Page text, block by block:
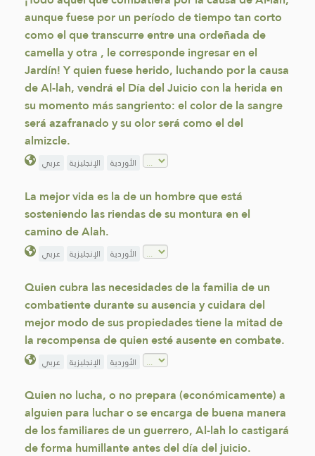
aunque fuese por un período de tiempo tan corto
como el que transcurre entre una ordeñada de
camella y otra , le corresponde ingresar en el
Jardín! Y quien fuese herido, luchando por la causa
de Al-lah, vendrá el Día del Juicio con la herida en
su momento más sangriento: el color de la sangre
será azafranado y su olor será como el del
almizcle.
عربي الإنجليزية الأوردية
La mejor vida es la de un hombre que está
sosteniendo las riendas de su montura en el
camino de Alah.
عربي الإنجليزية الأوردية
Quien cubra las necesidades de la familia de un
combatiente durante su ausencia y cuidara del
mejor modo de sus propiedades tiene la mitad de
la recompensa de quien esté ausente en combate.
عربي الإنجليزية الأوردية
Quien no lucha, o no prepara (económicamente) a
alguien para luchar o se encarga de buena manera
de los familiares de un guerrero, Al-lah lo castigará
de forma humillante antes del día del juicio.